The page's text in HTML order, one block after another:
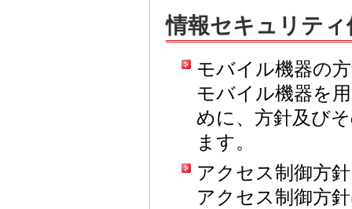
情報セキュリティ
モバイル機器の
モバイル機器を
めに、方針及び
ます。
アクセス制御方針
アクセス制御方